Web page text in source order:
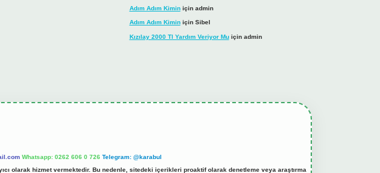
Adım Adım Kiminiçin admin
Adım Adım Kiminiçin Sibel
Kızılay 2000 Tl Yardım Veriyor Muiçin admin
Whatsapp: 0262 606 0 726 Telegram: @karabul
olarak hizmet vermektedir. Bu nedenle, sitedeki içerikleri proaktif olarak denetleme veya araştırma